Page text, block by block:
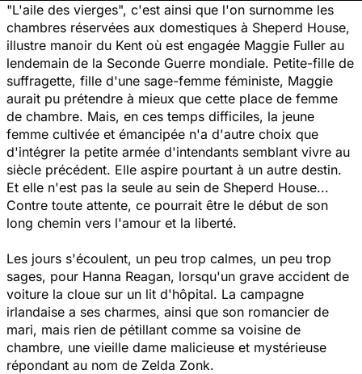
"L'aile des vierges", c'est ainsi que l'on surnomme les
chambres réservées aux domestiques à Sheperd House,
illustre manoir du Kent où est engagée Maggie Fuller au
lendemain de la Seconde Guerre mondiale. Petite-fille de
suffragette, fille d'une sage-femme féministe, Maggie
aurait pu prétendre à mieux que cette place de femme
de chambre. Mais, en ces temps difficiles, la jeune
femme cultivée et émancipée n'a d'autre choix que
d'intégrer la petite armée d'intendants semblant vivre au
siècle précédent. Elle aspire pourtant à un autre destin.
Et elle n'est pas la seule au sein de Sheperd House...
Contre toute attente, ce pourrait être le début de son
long chemin vers l'amour et la liberté.
Les jours s'écoulent, un peu trop calmes, un peu trop
sages, pour Hanna Reagan, lorsqu'un grave accident de
voiture la cloue sur un lit d'hôpital. La campagne
irlandaise a ses charmes, ainsi que son romancier de
mari, mais rien de pétillant comme sa voisine de
chambre, une vieille dame malicieuse et mystérieuse
répondant au nom de Zelda Zonk.